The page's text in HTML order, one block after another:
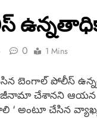
0 1 Mins
చేసిన బెంగాల్ పోలీస్
చేశానని ఆయన
‘ అంటూ చేసిన